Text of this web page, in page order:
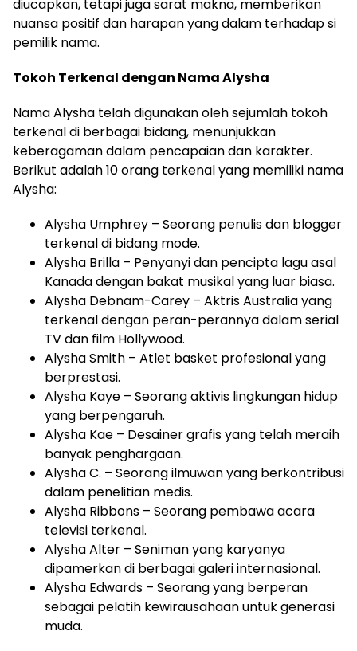
diucapkan, tetapi juga sarat makna, memberikan
nuansa positif dan harapan yang dalam terhadap si
pemilik nama.
Tokoh Terkenal dengan Nama Alysha
Nama Alysha telah digunakan oleh sejumlah tokoh
terkenal di berbagai bidang, menunjukkan
keberagaman dalam pencapaian dan karakter.
Berikut adalah 10 orang terkenal yang memiliki nama
Alysha:
Alysha Umphrey – Seorang penulis dan blogger
terkenal di bidang mode.
Alysha Brilla – Penyanyi dan pencipta lagu asal
Kanada dengan bakat musikal yang luar biasa.
Alysha Debnam-Carey – Aktris Australia yang
terkenal dengan peran-perannya dalam serial
TV dan film Hollywood.
Alysha Smith – Atlet basket profesional yang
berprestasi.
Alysha Kaye – Seorang aktivis lingkungan hidup
yang berpengaruh.
Alysha Kae – Desainer grafis yang telah meraih
banyak penghargaan.
Alysha C. – Seorang ilmuwan yang berkontribusi
dalam penelitian medis.
Alysha Ribbons – Seorang pembawa acara
televisi terkenal.
Alysha Alter – Seniman yang karyanya
dipamerkan di berbagai galeri internasional.
Alysha Edwards – Seorang yang berperan
sebagai pelatih kewirausahaan untuk generasi
muda.